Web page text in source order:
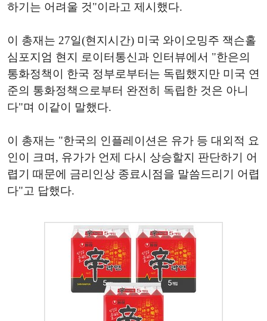
하기는 어려울 것"이라고 제시했다.
이 총재는 27일(현지시간) 미국 와이오밍주 잭슨홀
심포지엄 현지 로이터통신과 인터뷰에서 "한은의
통화정책이 한국 정부로부터는 독립했지만 미국 연
준의 통화정책으로부터 완전히 독립한 것은 아니
다"며 이같이 말했다.
이 총재는 "한국의 인플레이션은 유가 등 대외적 요
인이 크며, 유가가 언제 다시 상승할지 판단하기 어
렵기 때문에 금리인상 종료시점을 말씀드리기 어렵
다"고 답했다.